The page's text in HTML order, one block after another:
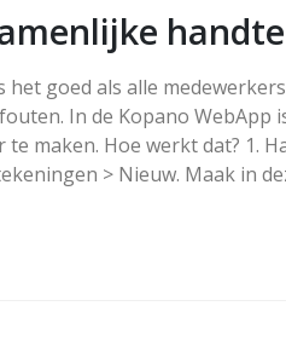
goed als alle
In de Kopano WebApp
maken. Hoe werkt dat? 1.
> Nieuw. Maak in